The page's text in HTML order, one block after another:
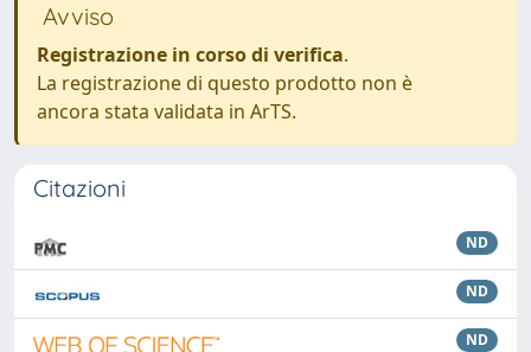
Avviso
Registrazione in corso di verifica.
La registrazione di questo prodotto non è
ancora stata validata in ArTS.
Citazioni
ND
ND
ND